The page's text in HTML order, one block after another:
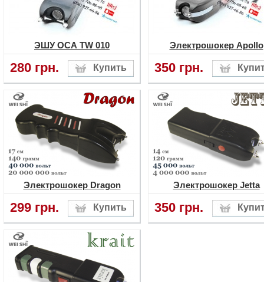
ЭШУ ОСА TW 010
280 грн.
Электрошокер Apollo
350 грн.
Электрошокер Dragon
299 грн.
Электрошокер Jetta
350 грн.